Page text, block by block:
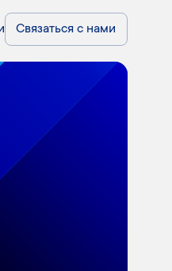
Связаться с нами